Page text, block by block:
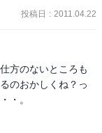
がある。
と一緒なんだけど
となのかわからな
投稿日 : 2011.04.22
方のないところも
のおかしくね？っ
・。